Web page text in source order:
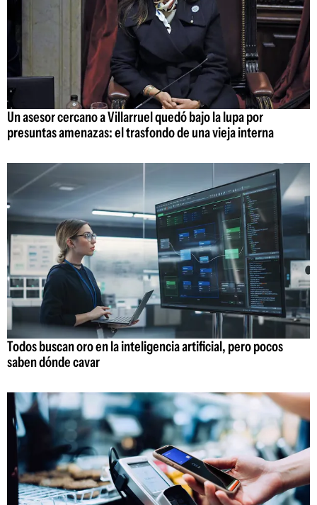
Un asesor cercano a Villarruel quedó bajo la lupa por
presuntas amenazas: el trasfondo de una vieja interna
Todos buscan oro en la inteligencia artificial, pero pocos
saben dónde cavar